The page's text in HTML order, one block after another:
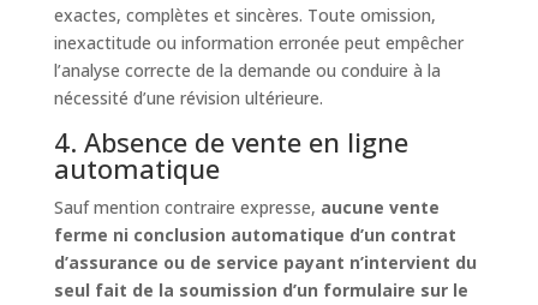
exactes, complètes et sincères. Toute omission,
inexactitude ou information erronée peut empêcher
l’analyse correcte de la demande ou conduire à la
nécessité d’une révision ultérieure.
4. Absence de vente en ligne
automatique
Sauf mention contraire expresse, aucune vente
ferme ni conclusion automatique d’un contrat
d’assurance ou de service payant n’intervient du
seul fait de la soumission d’un formulaire sur le